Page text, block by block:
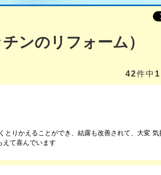
ンのリフォーム）
42件中
りかえることができ、結露も改善されて、大変 気
えて喜んでいます